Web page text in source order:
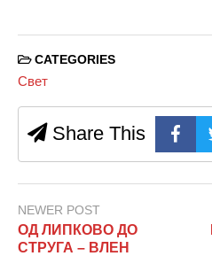
CATEGORIES
Свет
Share This
NEWER POST
ОД ЛИПКОВО ДО
СТРУГА – ВЛЕН